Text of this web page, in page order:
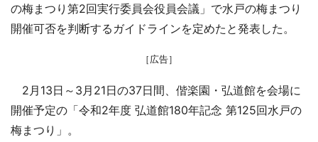
の梅まつり第2回実行委員会役員会議」で水戸の梅まつり
開催可否を判断するガイドラインを定めたと発表した。
［広告］
2月13日～3月21日の37日間、偕楽園・弘道館を会場に
開催予定の「令和2年度 弘道館180年記念 第125回水戸の
梅まつり」。